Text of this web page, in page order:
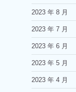
2023 年 8 月
2023 年 7 月
2023 年 6 月
2023 年 5 月
2023 年 4 月